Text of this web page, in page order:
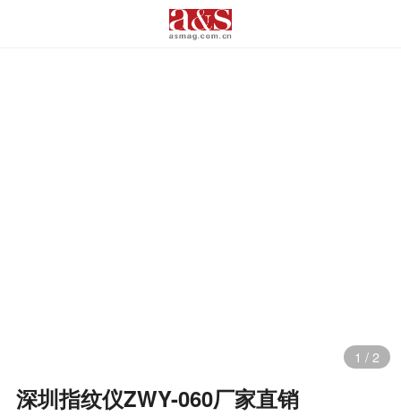
1 / 2
深圳指纹仪ZWY-060厂家直销